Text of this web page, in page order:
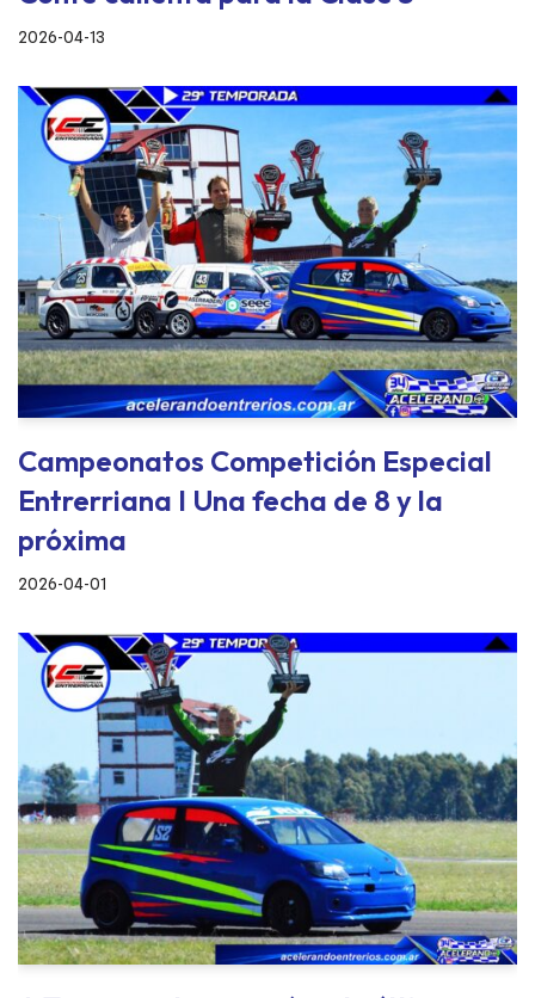
2026-04-13
Campeonatos Competición Especial
Entrerriana I Una fecha de 8 y la
próxima
2026-04-01